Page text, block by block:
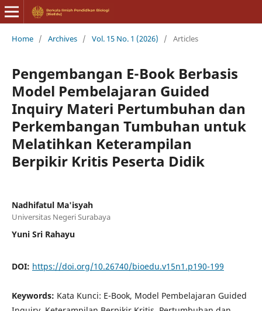
Home / Archives / Vol. 15 No. 1 (2026) / Articles
Pengembangan E-Book Berbasis
Model Pembelajaran Guided
Inquiry Materi Pertumbuhan dan
Perkembangan Tumbuhan untuk
Melatihkan Keterampilan
Berpikir Kritis Peserta Didik
Nadhifatul Ma'isyah
Universitas Negeri Surabaya
Yuni Sri Rahayu
DOI: https://doi.org/10.26740/bioedu.v15n1.p190-199
Keywords: Kata Kunci: E-Book, Model Pembelajaran Guided